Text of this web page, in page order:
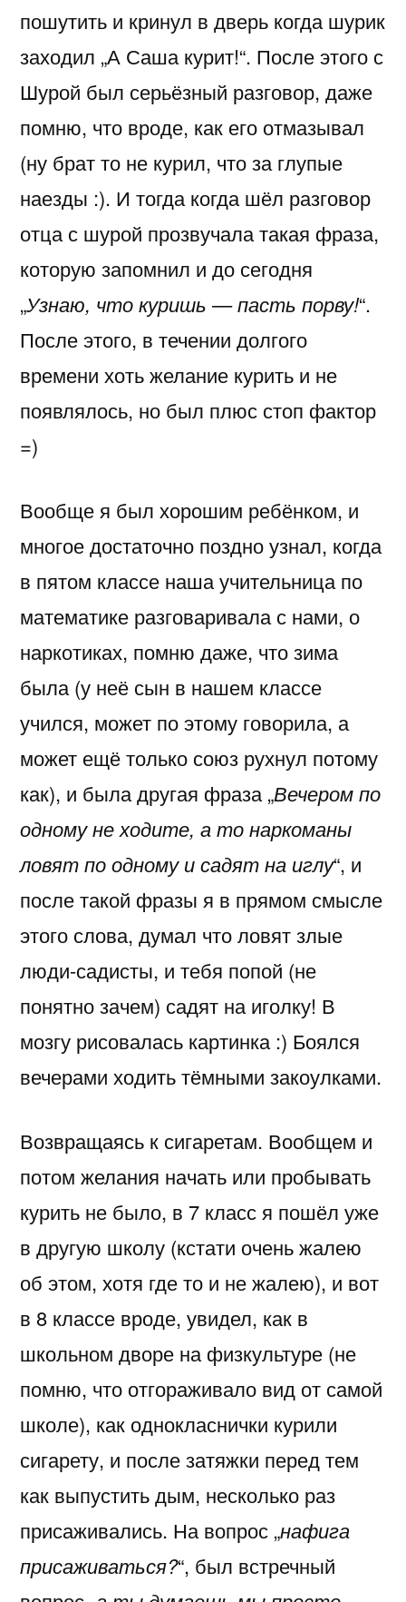
пошутить и кринул в дверь когда шурик
заходил „А Саша курит!“. После этого с
Шурой был серьёзный разговор, даже
помню, что вроде, как его отмазывал
(ну брат то не курил, что за глупые
наезды :). И тогда когда шёл разговор
отца с шурой прозвучала такая фраза,
которую запомнил и до сегодня
„Узнаю, что куришь — пасть порву!“.
После этого, в течении долгого
времени хоть желание курить и не
появлялось, но был плюс стоп фактор
=)
Вообще я был хорошим ребёнком, и
многое достаточно поздно узнал, когда
в пятом классе наша учительница по
математике разговаривала с нами, о
наркотиках, помню даже, что зима
была (у неё сын в нашем классе
учился, может по этому говорила, а
может ещё только союз рухнул потому
как), и была другая фраза „Вечером по
одному не ходите, а то наркоманы
ловят по одному и садят на иглу“, и
после такой фразы я в прямом смысле
этого слова, думал что ловят злые
люди-садисты, и тебя попой (не
понятно зачем) садят на иголку! В
мозгу рисовалась картинка :) Боялся
вечерами ходить тёмными закоулками.
Возвращаясь к сигаретам. Вообщем и
потом желания начать или пробывать
курить не было, в 7 класс я пошёл уже
в другую школу (кстати очень жалею
об этом, хотя где то и не жалею), и вот
в 8 классе вроде, увидел, как в
школьном дворе на физкультуре (не
помню, что отгораживало вид от самой
школе), как однокласнички курили
сигарету, и после затяжки перед тем
как выпустить дым, несколько раз
присаживались. На вопрос „нафига
присаживаться?“, был встречный